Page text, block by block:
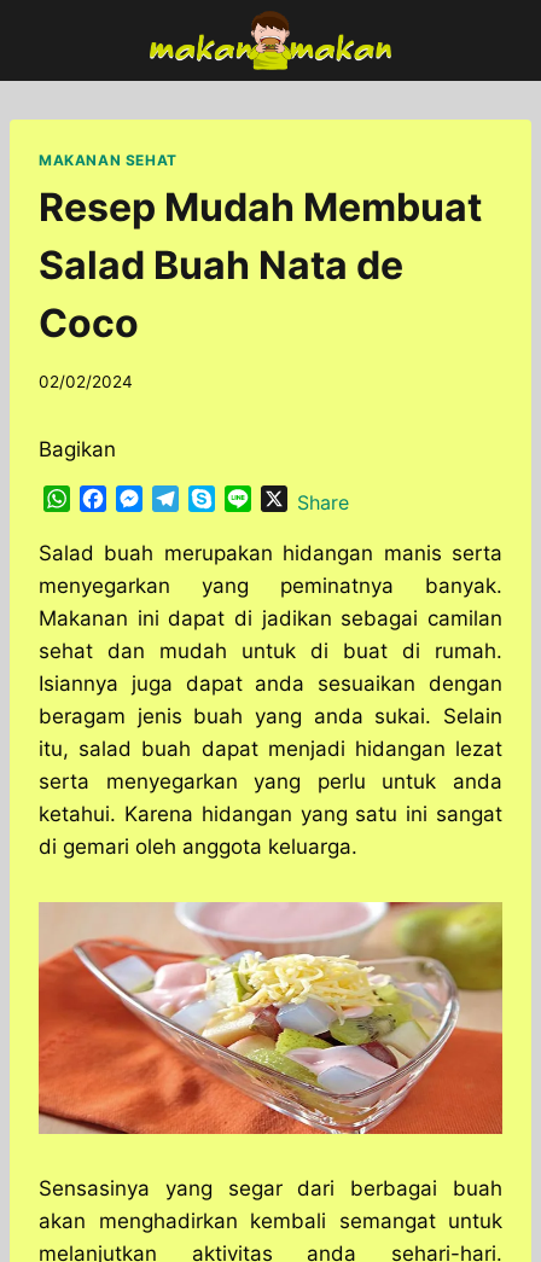
content
MAKANAN SEHAT
Resep Mudah Membuat
Salad Buah Nata de
Coco
By
02/02/2024
Bagikan
W
a
t
s
A
p
p
c
e
b
o
o
k
M
s
s
n
g
e
r
l
r
a
m
y
p
e
n
XShare
Salad buah merupakan hidangan manis serta
menyegarkan yang peminatnya banyak.
Makanan ini dapat di jadikan sebagai camilan
sehat dan mudah untuk di buat di rumah.
Isiannya juga dapat anda sesuaikan dengan
beragam jenis buah yang anda sukai. Selain
itu, salad buah dapat menjadi hidangan lezat
serta menyegarkan yang perlu untuk anda
ketahui. Karena hidangan yang satu ini sangat
di gemari oleh anggota keluarga.
Sensasinya yang segar dari berbagai buah
akan menghadirkan kembali semangat untuk
melanjutkan aktivitas anda sehari-hari.